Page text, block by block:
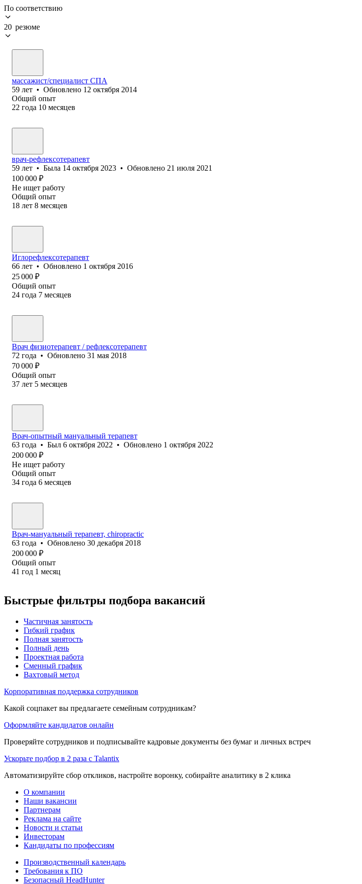
По соответствию
20 резюме
массажист/специалист СПА
59 лет • Обновлено 12 октября 2014
Общий опыт
22 года 10 месяцев
врач-рефлексотерапевт
59 лет • Была 14 октября 2023 • Обновлено 21 июля 2021
100 000 ₽
Не ищет работу
Общий опыт
18 лет 8 месяцев
Иглорефлексотерапевт
66 лет • Обновлено 1 октября 2016
25 000 ₽
Общий опыт
24 года 7 месяцев
Врач физиотерапевт / рефлексотерапевт
72 года • Обновлено 31 мая 2018
70 000 ₽
Общий опыт
37 лет 5 месяцев
Врач-опытный мануальный терапевт
63 года • Был 6 октября 2022 • Обновлено 1 октября 2022
200 000 ₽
Не ищет работу
Общий опыт
34 года 6 месяцев
Врач-мануальный терапевт, chiropractic
63 года • Обновлено 30 декабря 2018
200 000 ₽
Общий опыт
41 год 1 месяц
Быстрые фильтры подбора вакансий
Частичная занятость
Гибкий график
Полная занятость
Полный день
Проектная работа
Сменный график
Вахтовый метод
Корпоративная поддержка сотрудников
Какой соцпакет вы предлагаете семейным сотрудникам?
Оформляйте кандидатов онлайн
Проверяйте сотрудников и подписывайте кадровые документы без бумаг и личных встреч
Ускорьте подбор в 2 раза с Talantix
Автоматизируйте сбор откликов, настройте воронку, собирайте аналитику в 2 клика
О компании
Наши вакансии
Партнерам
Реклама на сайте
Новости и статьи
Инвесторам
Кандидаты по профессиям
Производственный календарь
Требования к ПО
Безопасный HeadHunter